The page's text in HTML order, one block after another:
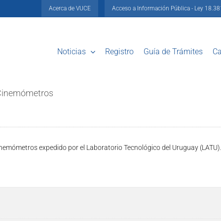
Acerca de VUCE Acceso a Información Pública - Ley
Noticias Registro Guía de Trámites
expedido por el Laboratorio Tecnológico del Uruguay (LATU).